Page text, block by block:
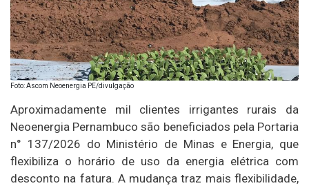
Foto: Ascom Neoenergia PE/divulgação
Aproximadamente mil clientes irrigantes rurais da
Neoenergia Pernambuco são beneficiados pela Portaria
n° 137/2026 do Ministério de Minas e Energia, que
flexibiliza o horário de uso da energia elétrica com
desconto na fatura. A mudança traz mais flexibilidade,